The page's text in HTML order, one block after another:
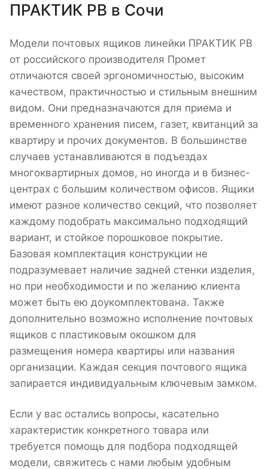
ПРАКТИК PB в Сочи
Модели почтовых ящиков линейки ПРАКТИК PB
от российского производителя Промет
отличаются своей эргономичностью, высоким
качеством, практичностью и стильным внешним
видом. Они предназначаются для приема и
временного хранения писем, газет, квитанций за
квартиру и прочих документов. В большинстве
случаев устанавливаются в подъездах
многоквартирных домов, но иногда и в бизнес-
центрах с большим количеством офисов. Ящики
имеют разное количество секций, что позволяет
каждому подобрать максимально подходящий
вариант, и стойкое порошковое покрытие.
Базовая комплектация конструкции не
подразумевает наличие задней стенки изделия,
но при необходимости и по желанию клиента
может быть ею доукомплектована. Также
дополнительно возможно исполнение почтовых
ящиков с пластиковым окошком для
размещения номера квартиры или названия
организации. Каждая секция почтового ящика
запирается индивидуальным ключевым замком.
Если у вас остались вопросы, касательно
характеристик конкретного товара или
требуется помощь для подбора подходящей
модели, свяжитесь с нами любым удобным